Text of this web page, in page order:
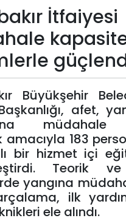
İtfaiyesi
Büyükşehir
afet,
müdahale
amacıyla 183
bir hizmet içi
Teorik ve
yangına
ilk
ele alındı.